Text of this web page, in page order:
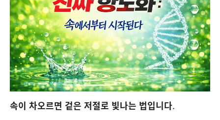
속이 차오르면 겉은 저절로 빛나는 법입니다.